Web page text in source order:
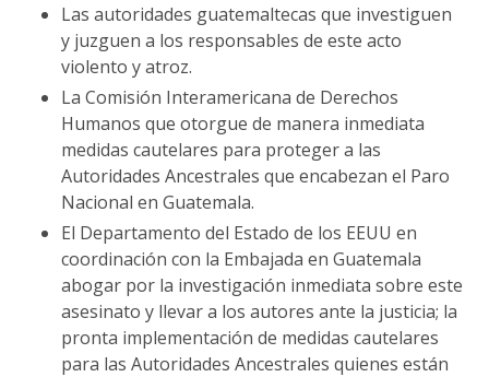
Las autoridades guatemaltecas que investiguen
y juzguen a los responsables de este acto
violento y atroz.
La Comisión Interamericana de Derechos
Humanos que otorgue de manera inmediata
medidas cautelares para proteger a las
Autoridades Ancestrales que encabezan el Paro
Nacional en Guatemala.
El Departamento del Estado de los EEUU en
coordinación con la Embajada en Guatemala
abogar por la investigación inmediata sobre este
asesinato y llevar a los autores ante la justicia; la
pronta implementación de medidas cautelares
para las Autoridades Ancestrales quienes están